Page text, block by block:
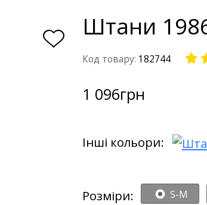
Штани
Код товару: 182744
1 096грн
Інші кольори:
Розміри: S-M